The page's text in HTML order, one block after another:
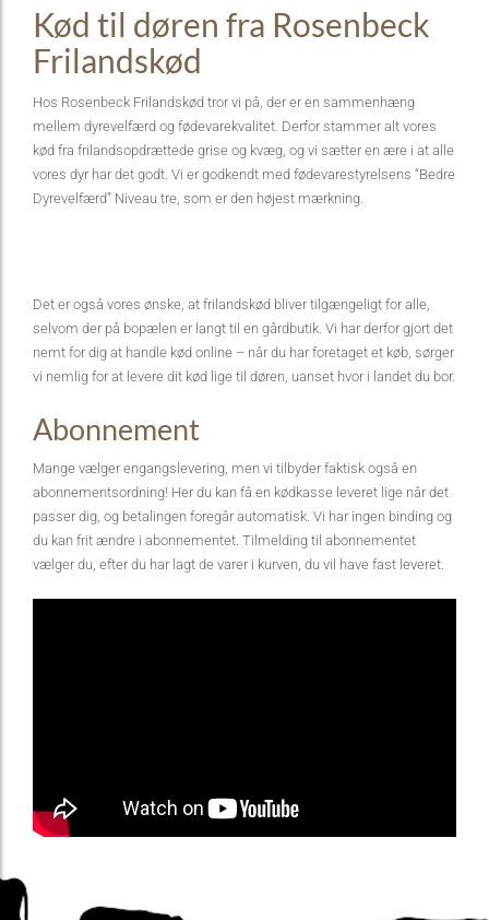
Kød til døren fra Rosenbeck
Frilandskød
Hos Rosenbeck Frilandskød tror vi på, der er en sammenhæng
mellem dyrevelfærd og fødevarekvalitet. Derfor stammer alt vores
kød fra frilandsopdrættede grise og kvæg, og vi sætter en ære i at alle
vores dyr har det godt. Vi er godkendt med fødevarestyrelsens “Bedre
Dyrevelfærd” Niveau tre, som er den højest mærkning.
Det er også vores ønske, at frilandskød bliver tilgængeligt for alle,
selvom der på bopælen er langt til en gårdbutik. Vi har derfor gjort det
nemt for dig at handle kød online – når du har foretaget et køb, sørger
vi nemlig for at levere dit kød lige til døren, uanset hvor i landet du bor.
Abonnement
Mange vælger engangslevering, men vi tilbyder faktisk også en
abonnementsordning! Her du kan få en kødkasse leveret lige når det
passer dig, og betalingen foregår automatisk. Vi har ingen binding og
du kan frit ændre i abonnementet. Tilmelding til abonnementet
vælger du, efter du har lagt de varer i kurven, du vil have fast leveret.